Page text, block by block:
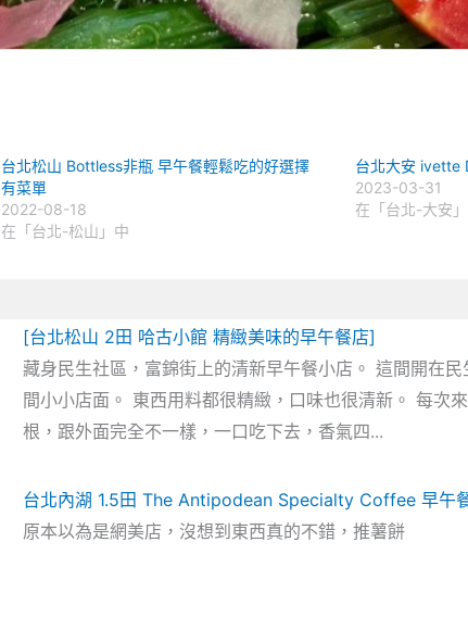
台北松山 Bottless非瓶 早午餐輕鬆吃的好選擇
有菜單
2022-08-18
在「台北-松山」中
台北大安 ivette
2023-03-31
在「台北-大安
[台北松山 2田 哈古小館 精緻美味的早午餐店]
藏身民生社區，富錦街上的清新早午餐小店。 這間開在
間小小店面。 東西用料都很精緻，口味也很清新。 每次
根，跟外面完全不一樣，一口吃下去，香氣四...
台北內湖 1.5田 The Antipodean Specialty Coffee 早午
原本以為是網美店，沒想到東西真的不錯，推薯餅